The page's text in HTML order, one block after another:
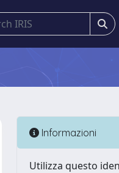
Informazioni
Utilizza questo